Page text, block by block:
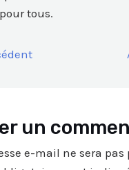
tous.
un
e-mail ne sera pas